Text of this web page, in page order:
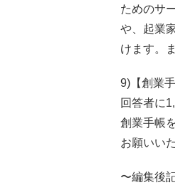
ためのサ
や、起業
けます。
9)【創業
回答者に
創業手帳
お願いい
〜編集後